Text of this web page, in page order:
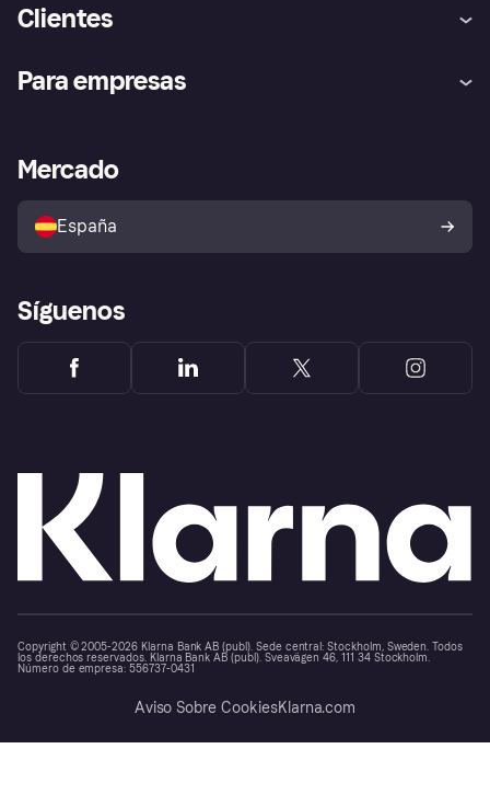
Clientes
Inicio de sesión
Directorio de tiendas
Política de protección al
comprador de Klarna
Reclamaciones
Para empresas
Acceso empresas
Mercado
España
Síguenos
Copyright © 2005-2026 Klarna Bank AB (publ). Sede central: Stockholm, Sweden. Todos
los derechos reservados. Klarna Bank AB (publ). Sveavägen 46, 111 34 Stockholm.
Número de empresa: 556737-0431
Aviso Sobre CookiesKlarna.com